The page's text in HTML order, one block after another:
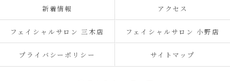
新着情報 アクセス
フェイシャルサロン 三木店 フェイシャルサロン 小野店
プライバシーポリシー サイトマップ